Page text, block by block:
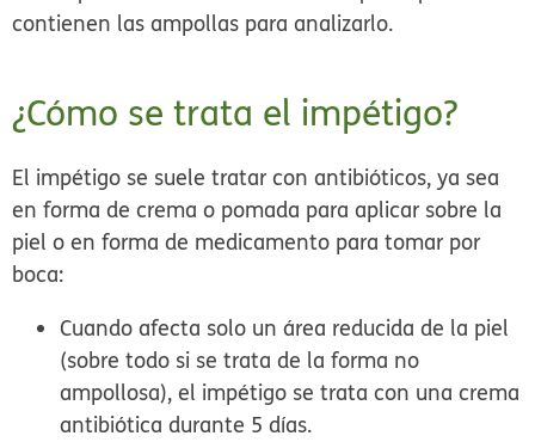
contienen las ampollas para analizarlo.
¿Cómo se trata el impétigo?
El impétigo se suele tratar con antibióticos, ya sea
en forma de crema o pomada para aplicar sobre la
piel o en forma de medicamento para tomar por
boca:
Cuando afecta solo un área reducida de la piel
(sobre todo si se trata de la forma no
ampollosa), el impétigo se trata con una crema
antibiótica durante 5 días.